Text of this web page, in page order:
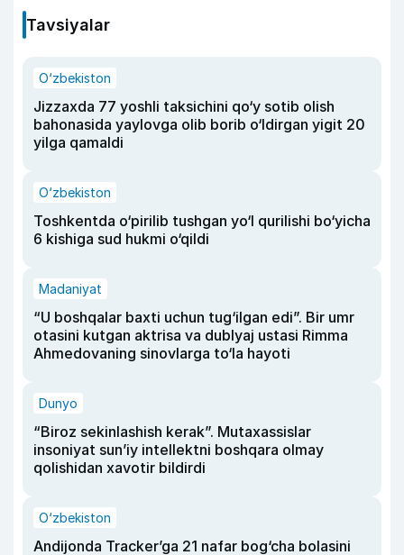
Tavsiyalar
O‘zbekiston
Jizzaxda 77 yoshli taksichini qo‘y sotib olish
bahonasida yaylovga olib borib o‘ldirgan yigit 20
yilga qamaldi
O‘zbekiston
Toshkentda o‘pirilib tushgan yo‘l qurilishi bo‘yicha
6 kishiga sud hukmi o‘qildi
Madaniyat
“U boshqalar baxti uchun tug‘ilgan edi”. Bir umr
otasini kutgan aktrisa va dublyaj ustasi Rimma
Ahmedovaning sinovlarga to‘la hayoti
Dunyo
“Biroz sekinlashish kerak”. Mutaxassislar
insoniyat sun’iy intellektni boshqara olmay
qolishidan xavotir bildirdi
O‘zbekiston
Andijonda Tracker’ga 21 nafar bog‘cha bolasini